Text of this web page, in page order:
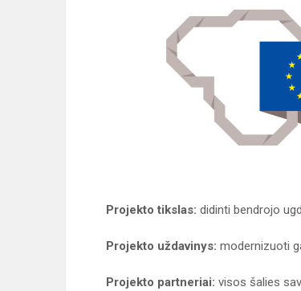
Projekto tikslas: didinti bendrojo
Projekto uždavinys: modernizuoti
Projekto partneriai: visos šalies